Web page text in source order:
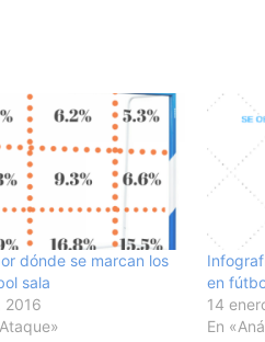
dónde se marcan los
sala
2016
en
14
En